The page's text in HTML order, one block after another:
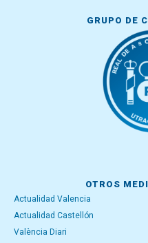
GRUPO DE
OTROS
Actualidad Valencia
Actualidad Castellón
València Diari